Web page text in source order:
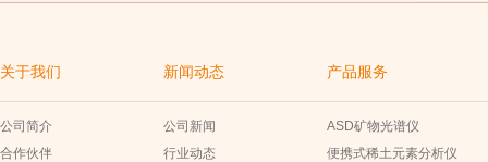
关于我们
公司简介
合作伙伴
新闻动态
公司新闻
行业动态
产品服务
ASD矿物光谱仪
便携式稀土元素分析仪